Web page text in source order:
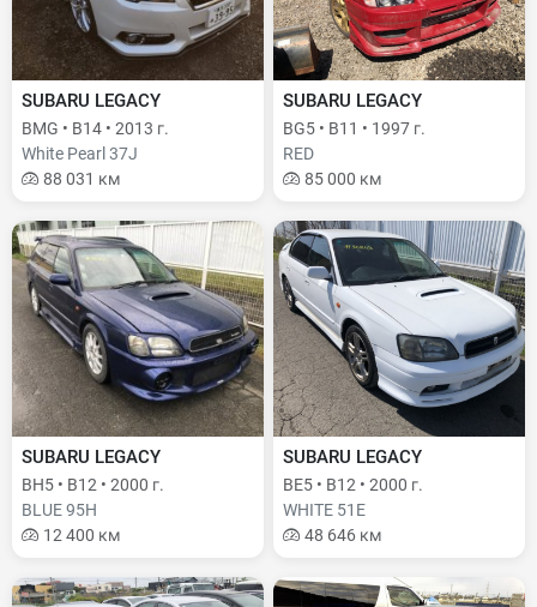
SUBARU LEGACY
BMG • B14 • 2013 г.
White Pearl 37J
88 031 км
SUBARU LEGACY
BG5 • B11 • 1997 г.
RED
85 000 км
SUBARU LEGACY
BH5 • B12 • 2000 г.
BLUE 95H
12 400 км
SUBARU LEGACY
BE5 • B12 • 2000 г.
WHITE 51E
48 646 км